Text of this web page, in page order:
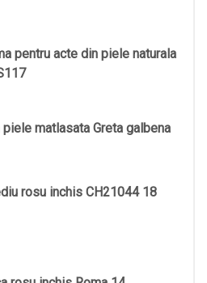
pentru acte din piele naturala
matlasata Greta galbena
rosu inchis CH21044 18